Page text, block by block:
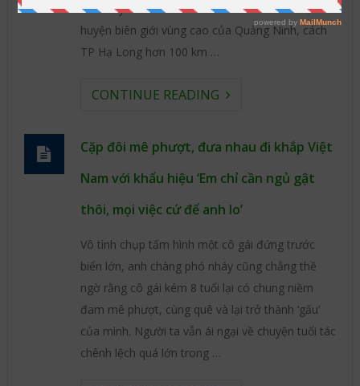
điều này đều có ở Bình Liêu. Bình Liêu là một
huyện biên giới vùng cao của Quảng Ninh, cách
TP Hạ Long hơn 100 km …
CONTINUE READING
Cặp đôi mê phượt, đưa nhau đi khắp Việt
Nam với khẩu hiệu ‘Em chỉ cần ngủ gật
thôi, mọi việc cứ để anh lo’
Vô tình chụp tấm hình một cô gái đứng trước
biển lớn, anh chàng phó nháy cũng chẳng thề
ngờ rằng cô gái kém 8 tuổi lại có chung niềm
đam mê phượt, cùng quê và lại trở thành ‘gấu’
của mình. Người ta vẫn ái ngại về chuyện tuổi tác
chênh lệch quá lớn trong …